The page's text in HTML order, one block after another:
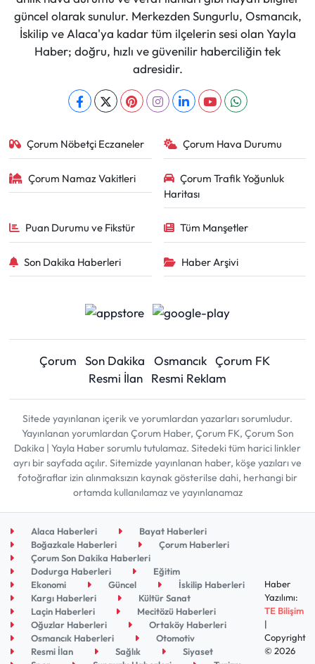
güncel olarak sunulur. Merkezden Sungurlu, Osmancık,
İskilip ve Alaca'ya kadar tüm ilçelerin sesi olan Yayla
Haber; doğru, hızlı ve güvenilir haberciliğin tek
adresidir.
Çorum Nöbetçi Eczaneler Çorum Hava Durumu
Çorum Namaz Vakitleri
Çorum Trafik Yoğunluk
Haritası
Puan Durumu ve Fikstür Tüm Manşetler
Son Dakika Haberleri Haber Arşivi
Çorum Son Dakika Osmancık Çorum FK
Resmi İlan
Resmi Reklam
Sitede yayınlanan içerik ve yorumlardan yazarları sorumludur.
Yayınlanan yorumlardan Çorum Haber, Çorum FK, Çorum Son
Dakika | Yayla Haber sorumlu tutulamaz. Sitedeki tüm harici linkler
ayrı bir sayfada açılır. Sitemizde yayınlanan haber, köşe yazıları ve
fotoğraflar izin alınmaksızın kaynak gösterilse dahi, herhangi bir
ortamda kullanılamaz ve yayınlanamaz
Alaca Haberleri
Bayat Haberleri
Boğazkale Haberleri
Çorum Haberleri
Çorum Son Dakika Haberleri
Dodurga Haberleri
Eğitim
Ekonomi
Güncel
İskilip Haberleri
Kargı Haberleri
Kültür Sanat
Laçin Haberleri
Mecitözü Haberleri
Oğuzlar Haberleri
Ortaköy Haberleri
Osmancık Haberleri
Otomotiv
Resmi İlan
Sağlık
Siyaset
Haber
Yazılımı:
TE Bilişim
|
Copyright
© 2026